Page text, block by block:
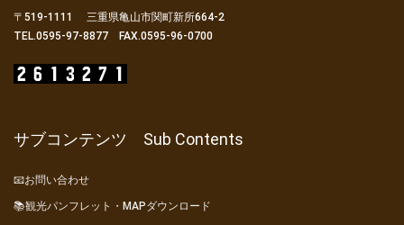
〒519-1111 三重県亀山市関町新所664-2
TEL.0595-97-8877 FAX.0595-96-0700
サブコンテンツ Sub Contents
📧お問い合わせ
📚観光パンフレット・MAPダウンロード